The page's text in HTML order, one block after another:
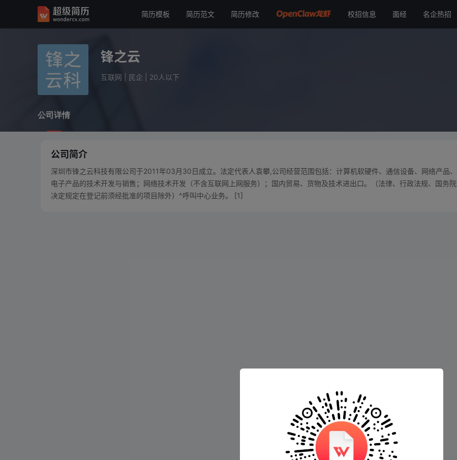
简历模板 简历范文 简历修改 校招信息 面经 名企热招
锋之云
公司详情 锋之云
互联网 民企 20人以下
公司详情
公司简介
深圳市锋之云科技有限公司于2011年03月30日成立。法定代表人袁攀,公司经营范围包括：计算机软硬件、通信设备、网络产品、
电子产品的技术开发与销售；网络技术开发（不含互联网上网服务）；国内贸易、货物及技术进出口。（法律、行政法规、国务院
决定规定在登记前须经批准的项目除外）^呼叫中心业务。 [1]